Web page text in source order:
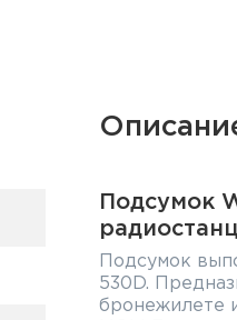
Подсумок
Подсумок
530D.
бронежилете